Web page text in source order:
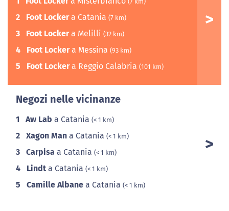
2 Foot Lockera Catania (7 km)
3 Foot Lockera Melilli (32 km)
4 Foot Lockera Messina (93 km)
5 Foot Lockera Reggio Calabria (101 km)
Negozi nelle vicinanze
1 Aw Lab a Catania (< 1 km)
2 Xagon Man a Catania (< 1 km)
3 Carpisa a Catania (< 1 km)
4 Lindt a Catania (< 1 km)
5 Camille Albane a Catania (< 1 km)